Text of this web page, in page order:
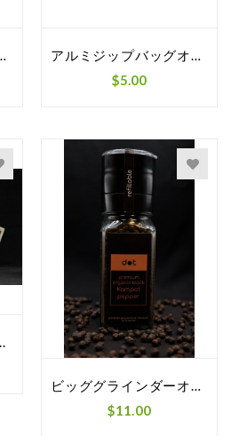
$5.00
ビッググラインダーオーガニックブラックカンポ...
$11.00